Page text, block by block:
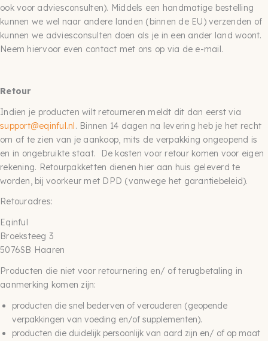
ook voor adviesconsulten). Middels een handmatige bestelling
kunnen we wel naar andere landen (binnen de EU) verzenden of
kunnen we adviesconsulten doen als je in een ander land woont.
Neem hiervoor even contact met ons op via de e-mail.
Retour
Indien je producten wilt retourneren meldt dit dan eerst via
support@eqinful.nl. Binnen 14 dagen na levering heb je het recht
om af te zien van je aankoop, mits de verpakking ongeopend is
en in ongebruikte staat. De kosten voor retour komen voor eigen
rekening. Retourpakketten dienen hier aan huis geleverd te
worden, bij voorkeur met DPD (vanwege het garantiebeleid).
Retouradres:
Eqinful
Broeksteeg 3
5076SB Haaren
Producten die niet voor retournering en/ of terugbetaling in
aanmerking komen zijn:
producten die snel bederven of verouderen (geopende
verpakkingen van voeding en/of supplementen).
producten die duidelijk persoonlijk van aard zijn en/ of op maat